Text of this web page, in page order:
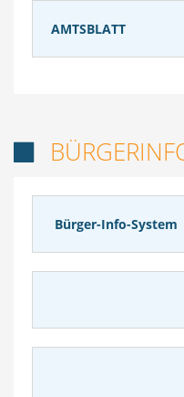
AMTSBLATT
Bürger-Info-System